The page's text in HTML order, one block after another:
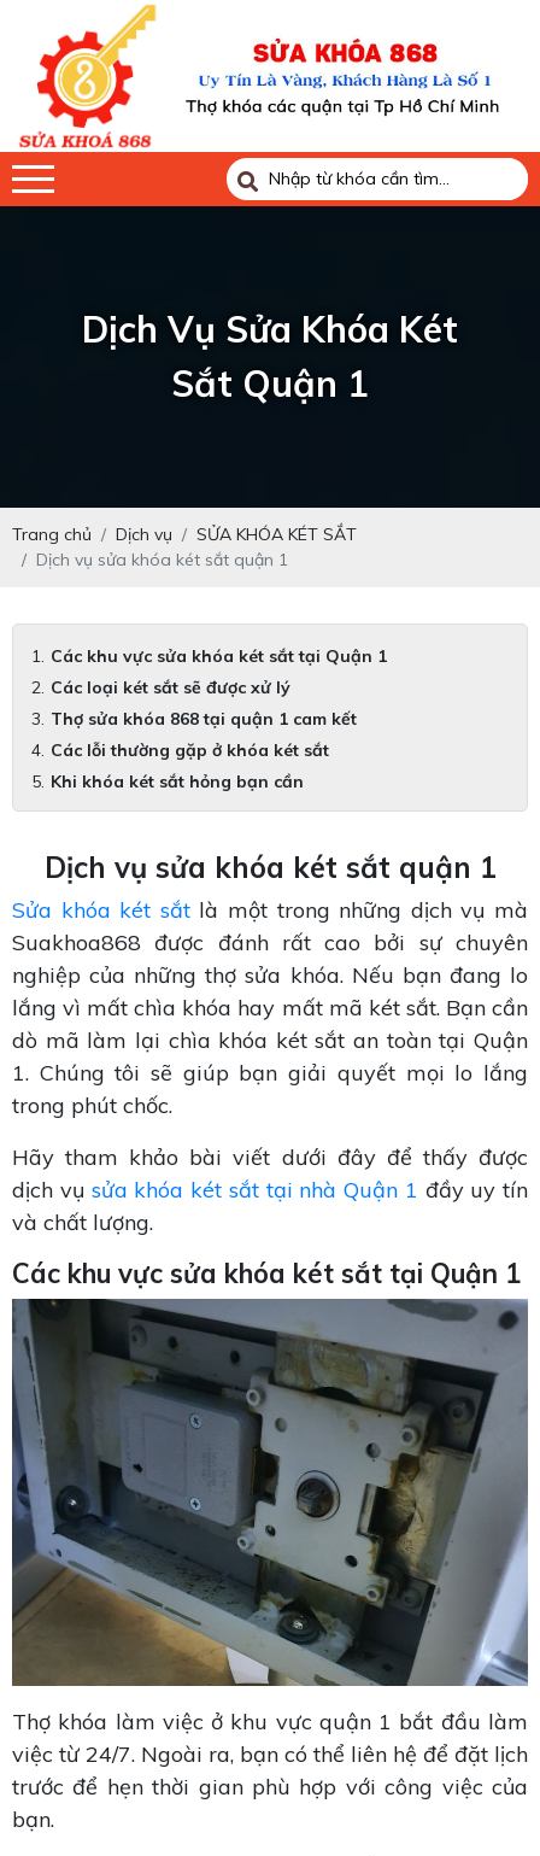
Dịch Vụ Sửa Khóa Két
Sắt Quận 1
Trang chủ Dịch vụ
SỬA KHÓA KÉT SẮT
Dịch vụ sửa khóa két sắt quận 1
Các khu vực sửa khóa két sắt tại Quận 1
Các loại két sắt sẽ được xử lý
Thợ sửa khóa 868 tại quận 1 cam kết
Các lỗi thường gặp ở khóa két sắt
Khi khóa két sắt hỏng bạn cần
Dịch vụ sửa khóa két sắt quận 1
Sửa khóa két sắtlà một trong những dịch vụ mà
Suakhoa868 được đánh rất cao bởi sự chuyên
nghiệp của những thợ sửa khóa. Nếu bạn đang lo
lắng vì mất chìa khóa hay mất mã két sắt. Bạn cần
dò mã làm lại chìa khóa két sắt an toàn tại Quận
1. Chúng tôi sẽ giúp bạn giải quyết mọi lo lắng
trong phút chốc.
Hãy tham khảo bài viết dưới đây để thấy được
dịch vụ sửa khóa két sắt tại nhà Quận 1 đầy uy tín
và chất lượng.
Các khu vực sửa khóa két sắt tại Quận 1
Thợ khóa làm việc ở khu vực quận 1 bắt đầu làm
việc từ 24/7. Ngoài ra, bạn có thể liên hệ để đặt lịch
trước để hẹn thời gian phù hợp với công việc của
bạn.